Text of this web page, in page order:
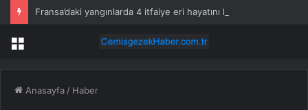
Fransa’daki yangınlarda 4 itfaiye eri hayatını kaybetti
Menü
Anasayfa / Haber